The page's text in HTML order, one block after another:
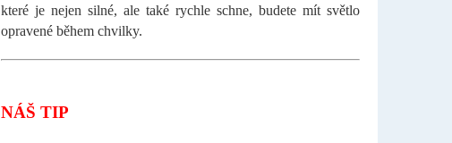
které je nejen silné, ale také rychle schne, budete mít světlo
opravené během chvilky.
NÁŠ TIP